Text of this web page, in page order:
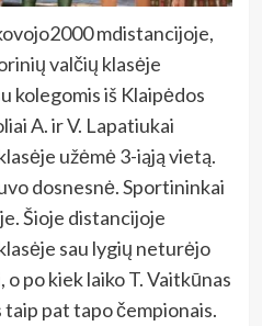
mdistancijoje,
valčių klasėje
kolegomis iš Klaipėdos
A. ir V. Lapatiukai
užėmė 3-iąją vietą.
dosnesnė. Sportininkai
Šioje distancijoje
sau lygių neturėjo
po kiek laiko T. Vaitkūnas
taip pat tapo čempionais.